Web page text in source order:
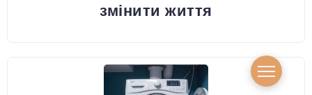
змінити життя